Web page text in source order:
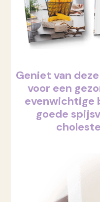
Geniet van
voor een
evenwichtige
goede